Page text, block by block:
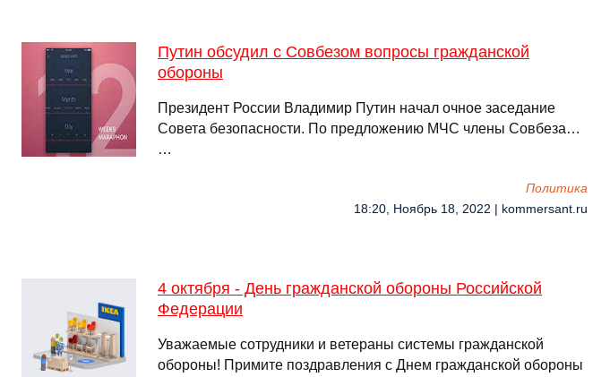
Путин обсудил с Совбезом вопросы гражданской
обороны
Президент России Владимир Путин начал очное заседание
Совета безопасности. По предложению МЧС члены Совбеза…
…
Политика
18:20, Ноябрь 18, 2022 | kommersant.ru
4 октября - День гражданской обороны Российской
Федерации
Уважаемые сотрудники и ветераны системы гражданской
обороны! Примите поздравления с Днем гражданской обороны